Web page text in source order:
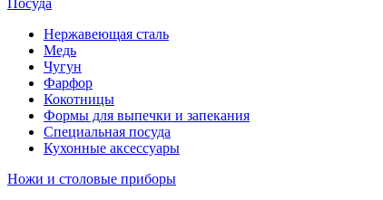
Нержавеющая сталь
Медь
Чугун
Фарфор
Кокотницы
Формы для выпечки и запекания
Специальная посуда
Кухонные аксессуары
Ножи и столовые приборы